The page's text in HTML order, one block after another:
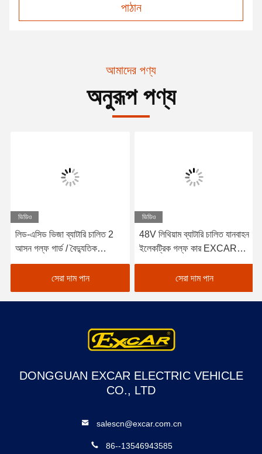
পাঠান
আমাদের পণ্য
অনুরূপ পণ্য
ভিডিও
লিড-এসিড ভিজা ব্যাটারি চালিত 2
আসন গল্ফ গার্ড / বৈদ্যুতিক
Buggy গাড়ী গল্ফ
সেরা দাম পান
ভিডিও
48V লিথিয়াম ব্যাটারি চালিত যানবাহন
ইলেকট্রিক গল্ফ কার EXCAR
A1S6+2 সাদা
সেরা দাম পান
DONGGUAN EXCAR ELECTRIC VEHICLE
CO., LTD
salescn@excar.com.cn
86--13546943585